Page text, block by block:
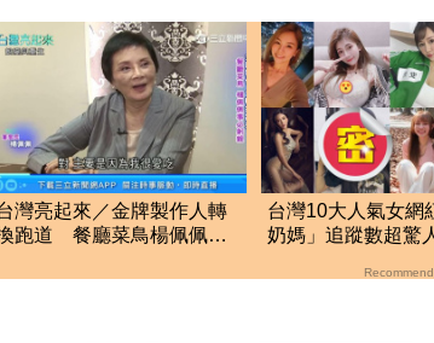
灣亮起來／金牌製作人轉
跑道 餐廳菜鳥楊佩佩事
台灣10大人氣女網
奶媽」追蹤數超